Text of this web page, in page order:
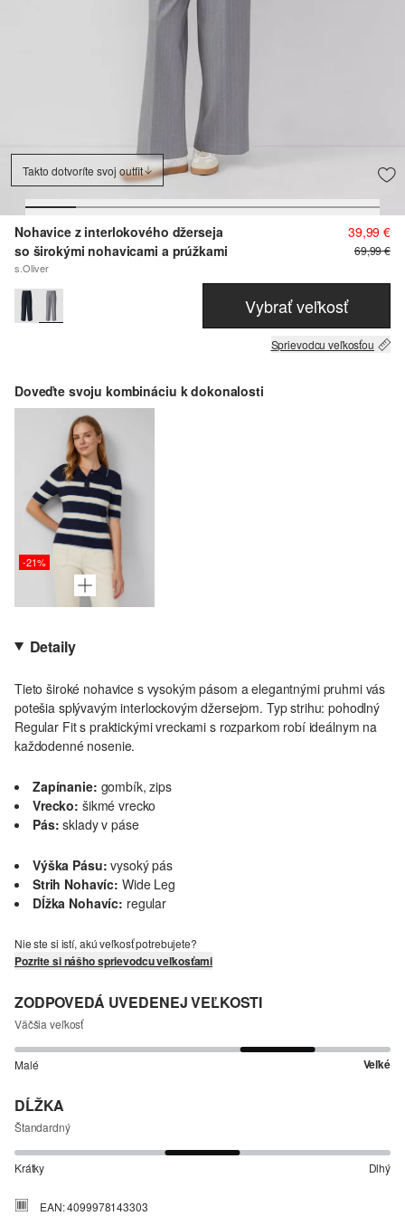
Takto dotvoríte svoj outfit
Nohavice z interlokového džerseja
so širokými nohavicami a prúžkami
s.Oliver
39,99 €
69,99 €
Vybrať veľkosť
Sprievodcu veľkosťou
Doveďte svoju kombináciu k dokonalosti
-21%
Detaily
Tieto široké nohavice s vysokým pásom a elegantnými pruhmi vás
potešia splývavým interlockovým džersejom. Typ strihu: pohodlný
Regular Fit s praktickými vreckami s rozparkom robí ideálnym na
každodenné nosenie.
Zapínanie: gombík, zips
Vrecko: šikmé vrecko
Pás: sklady v páse
Výška Pásu: vysoký pás
Strih Nohavíc: Wide Leg
Dĺžka Nohavíc: regular
Nie ste si istí, akú veľkosť potrebujete?
Pozrite si nášho sprievodcu veľkosťami
ZODPOVEDÁ UVEDENEJ VEĽKOSTI
Väčšia veľkosť
Malé Veľké
DĹŽKA
Štandardný
Krátky Dlhý
EAN: 4099978143303